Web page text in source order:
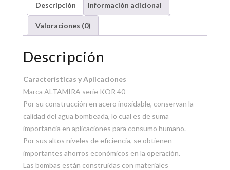
Descripción Información adicional
Valoraciones (0)
Descripción
Características y Aplicaciones
Marca ALTAMIRA serie KOR 40
Por su construcción en acero inoxidable, conservan la
calidad del agua bombeada, lo cual es de suma
importancia en aplicaciones para consumo humano.
Por sus altos niveles de eficiencia, se obtienen
importantes ahorros económicos en la operación.
Las bombas están construidas con materiales